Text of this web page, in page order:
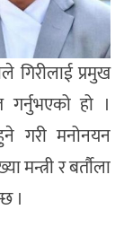
प्रमुख
हो ।
गरी मनोनयन
मन्त्री र बर्तौला
।